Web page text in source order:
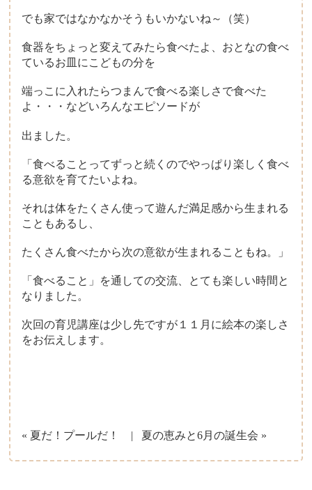
でも家ではなかなかそうもいかないね～（笑）
食器をちょっと変えてみたら食べたよ、おとなの食べ
ているお皿にこどもの分を
端っこに入れたらつまんで食べる楽しさで食べた
よ・・・などいろんなエピソードが
出ました。
「食べることってずっと続くのでやっぱり楽しく食べ
る意欲を育てたいよね。
それは体をたくさん使って遊んだ満足感から生まれる
こともあるし、
たくさん食べたから次の意欲が生まれることもね。」
「食べること」を通しての交流、とても楽しい時間と
なりました。
次回の育児講座は少し先ですが１１月に絵本の楽しさ
をお伝えします。
« 夏だ！プールだ！ 夏の恵みと6月の誕生会 »